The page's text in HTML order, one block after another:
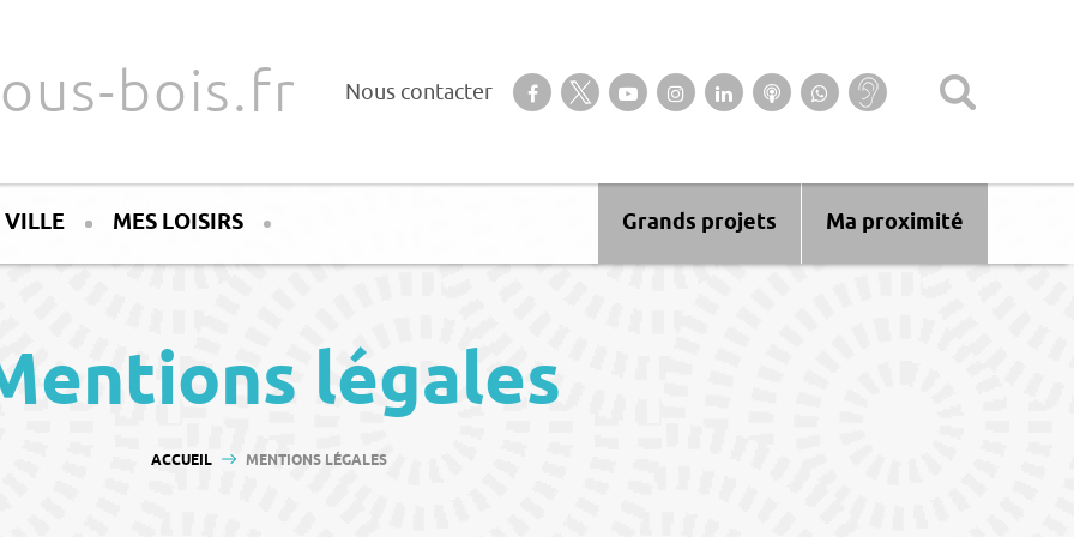
bois.fr Nous contacter Suivez-nous sur notre page Facebook
Suivez-nous sur Twitter
Suivez-nous sur YouTube
Suivez-nous sur Instagram
Retrouvez-nous sur Linkedin
Ecoutez nos Podcasts
Suivez-nous sur
WhatsApp
Baisse
d’audition ?
MES LOISIRS Ma proximité
Grands projets
légales
VOUS ÊTES ICI :
ACCUEIL MENTIONS LÉGALES